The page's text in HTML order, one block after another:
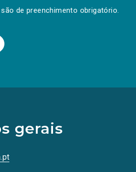
de preenchimento obrigatório.
gerais